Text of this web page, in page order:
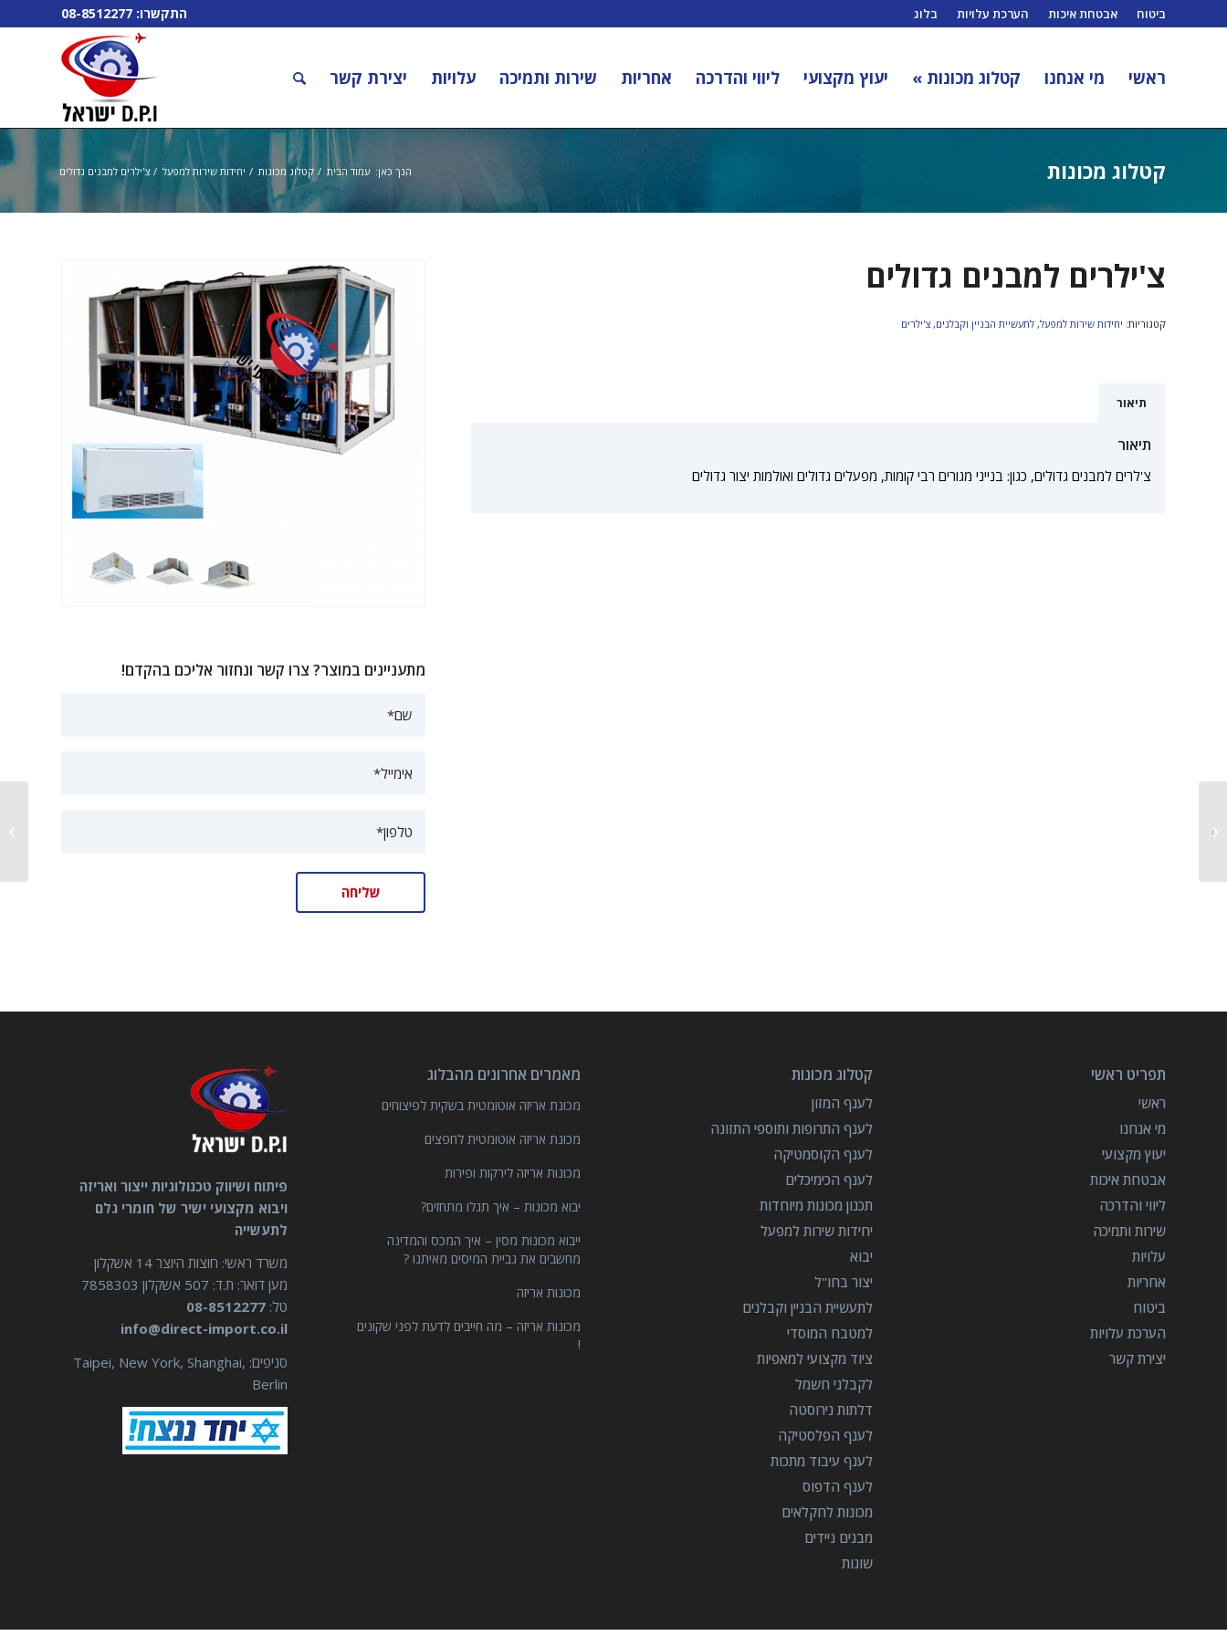
ביטוח אבטחת איכות הערכת עלויות בלוג התקשרו: 08-8512277
ראשי מי אנחנו קטלוג מכונות » יעוץ מקצועי ליווי והדרכה אחריות שירות ותמיכה עלויות יצירת קשר
קטלוג מכונות הנך כאן: עמוד הבית / קטלוג מכונות / יחידות שירות למפעל / צ'ילרים למבנים גדולים
מתעניינים במוצר? צרו קשר ונחזור אליכם בהקדם!
צ'ילרים למבנים גדולים
קטגוריות: יחידות שירות למפעל, לתעשיית הבניין וקבלנים, צ'ילרים
תיאור
תיאור
צ'לרים למבנים גדולים, כגון: בנייני מגורים רבי קומות, מפעלים גדולים ואולמות יצור גדולים
תפריט ראשי
ראשי
מי אנחנו
יעוץ מקצועי
אבטחת איכות
ליווי והדרכה
שירות ותמיכה
עלויות
אחריות
ביטוח
הערכת עלויות
יצירת קשר
קטלוג מכונות
לענף המזון
לענף התרופות ותוספי התזונה
לענף הקוסמטיקה
לענף הכימיכלים
תכנון מכונות מיוחדות
יחידות שירות למפעל
יבוא
יצור בחו"ל
לתעשיית הבניין וקבלנים
למטבח המוסדי
ציוד מקצועי למאפיות
לקבלני חשמל
דלתות נירוסטה
לענף הפלסטיקה
לענף עיבוד מתכות
לענף הדפוס
מכונות לחקלאים
מבנים ניידים
שונות
מאמרים אחרונים מהבלוג
מכונת אריזה אוטומטית בשקית לפיצוחים
מכונת אריזה אוטומטית לחפצים
מכונות אריזה לירקות ופירות
יבוא מכונות – איך תגלו מתחזים?
ייבוא מכונות מסין – איך המכס והמדינה
מחשבים את גביית המיסים מאיתנו ?
מכונות אריזה
מכונות אריזה – מה חייבים לדעת לפני שקונים
!
פיתוח ושיווק טכנולוגיות ייצור ואריזה
ויבוא מקצועי ישיר של חומרי גלם
לתעשייה
משרד ראשי: חוצות היוצר 14 אשקלון
מען דואר: ת.ד: 507 אשקלון 7858303
טל: 08-8512277
info@direct-import.co.il
סניפים: Taipei, New York, Shanghai,
Berlin